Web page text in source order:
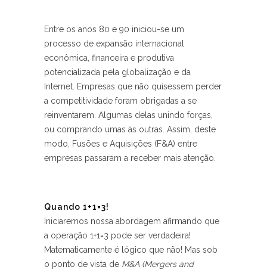
Entre os anos 80 e 90 iniciou-se um
processo de expansão internacional
econômica, financeira e produtiva
potencializada pela globalização e da
Internet. Empresas que não quisessem perder
a competitividade foram obrigadas a se
reinventarem. Algumas delas unindo forças,
ou comprando umas às outras. Assim, deste
modo, Fusões e Aquisições (F&A) entre
empresas passaram a receber mais atenção.
Quando 1+1=3!
Iniciaremos nossa abordagem afirmando que
a operação 1+1=3 pode ser verdadeira!
Matematicamente é lógico que não! Mas sob
o ponto de vista de M&A (Mergers and